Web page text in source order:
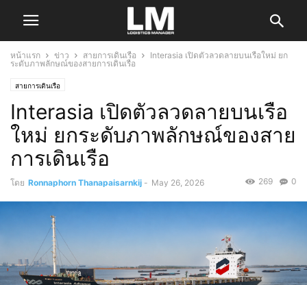
หน้าแรก ข่าว สายการเดินเรือ
Interasia เปิดตัวลวดลายบนเรือใหม่ ยก
ระดับภาพลักษณ์ของสายการเดินเรือ
สายการเดินเรือ
Interasia เปิดตัวลวดลายบนเรือ
ใหม่ ยกระดับภาพลักษณ์ของสาย
การเดินเรือ
โดย Ronnaphorn Thanapaisarnkij - May 26, 2026 0
269